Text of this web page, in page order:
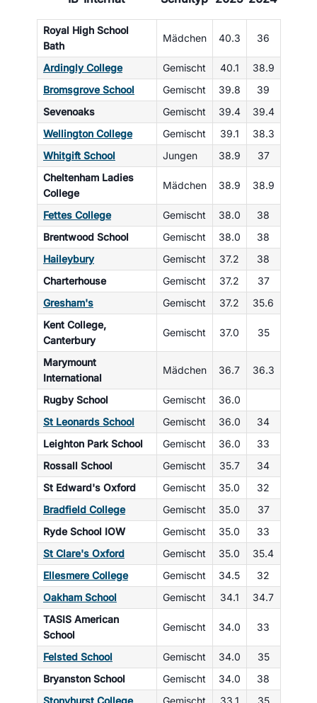
Royal High School
Bath
Mädchen 40.3 36
Ardingly College Gemischt 40.1
38.9
Bromsgrove School
Gemischt 39.8
39
Sevenoaks
Gemischt 39.4
39.4
Wellington College
Gemischt 39.1
38.3
Whitgift School
Jungen 38.9
37
Cheltenham Ladies
College
Mädchen 38.9 38.9
Fettes College Gemischt 38.0
38
Brentwood School
Gemischt 38.0
38
Haileybury
Gemischt 37.2
38
Charterhouse
Gemischt 37.2
37
Gresham's
Gemischt 37.2
35.6
Kent College,
Canterbury
Gemischt 37.0 35
Marymount
International
Mädchen 36.7 36.3
Rugby School Gemischt
36.0
St Leonards School
Gemischt 36.0
34
Leighton Park School
Gemischt 36.0
33
Rossall School
Gemischt 35.7
34
St Edward's Oxford
Gemischt 35.0
32
Bradfield College
Gemischt 35.0
37
Ryde School IOW
Gemischt 35.0
33
St Clare's Oxford
Gemischt 35.0
35.4
Ellesmere College
Gemischt 34.5
32
Oakham School
Gemischt 34.1
34.7
TASIS American
School
Gemischt 34.0 33
Felsted School Gemischt 34.0
35
Bryanston School
Gemischt 34.0
38
Stonyhurst College
Gemischt 33.1
35